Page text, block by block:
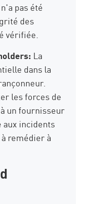
pas été
des
vérifiée.
La
dans la
les forces de
un fournisseur
aux incidents
remédier à